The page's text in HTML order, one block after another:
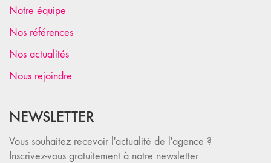
Notre équipe
Nos références
Nos actualités
Nous rejoindre
NEWSLETTER
Vous souhaitez recevoir l'actualité de l'agence ?
Inscrivez-vous gratuitement à notre newsletter